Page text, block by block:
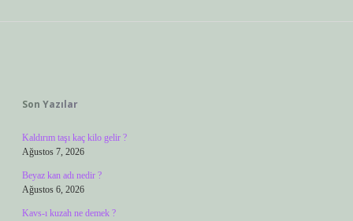
Son Yazılar
Kaldırım taşı kaç kilo gelir ?
Ağustos 7, 2026
Beyaz kan adı nedir ?
Ağustos 6, 2026
Kavs-ı kuzah ne demek ?